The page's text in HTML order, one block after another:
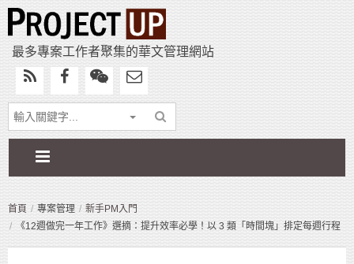
最多專案工作者聚集的華文管理網站
首頁 專案管理
新手PM入門
《12週做完一年工作》選摘：提升效率必學！以 3 類「時間塊」排定每週行程